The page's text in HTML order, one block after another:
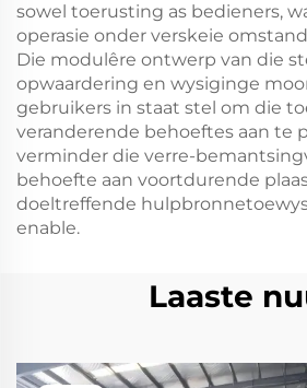
sowel toerusting as bedieners,
operasie onder verskeie
Die modulêre ontwerp van die
opwaardering en wysiginge
gebruikers in staat stel om die
veranderende behoeftes aan te
verminder die verre-
behoefte aan voortdurende
doeltreffende
enable.
Laaste